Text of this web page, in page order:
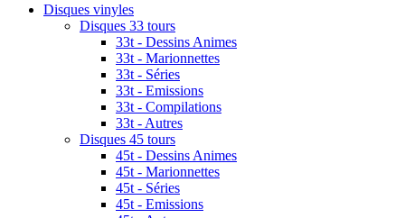
Disques vinyles
Disques 33 tours
33t - Dessins Animes
33t - Marionnettes
33t - Séries
33t - Emissions
33t - Compilations
33t - Autres
Disques 45 tours
45t - Dessins Animes
45t - Marionnettes
45t - Séries
45t - Emissions